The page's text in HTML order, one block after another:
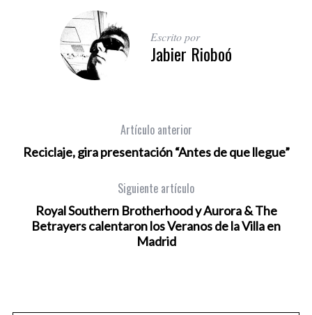
Escrito por
Jabier Rioboó
Artículo anterior
Reciclaje, gira presentación “Antes de que llegue”
Siguiente artículo
Royal Southern Brotherhood y Aurora & The
Betrayers calentaron los Veranos de la Villa en
Madrid